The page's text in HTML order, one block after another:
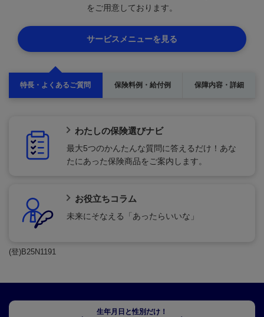
をご用意しております。
サービスメニューを見る
特長・よくあるご質問 保険料例・給付例 保障内容・詳細
わたしの保険選びナビ
最大5つのかんたんな質問に答えるだけ！あな
たにあった保険商品をご案内します。
お役立ちコラム
未来にそなえる「あったらいいな」
(登)B25N1191
生年月日と性別だけ！